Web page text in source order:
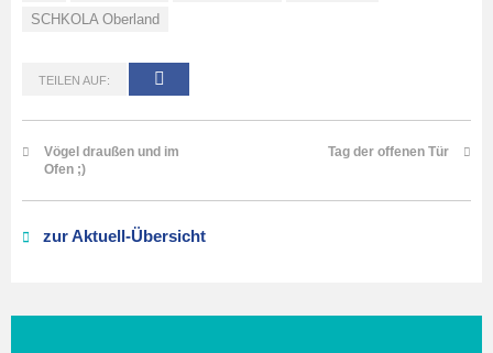
SCHKOLA Oberland
TEILEN AUF:
Vögel draußen und im
Ofen ;)
Tag der offenen Tür
zur Aktuell-Übersicht